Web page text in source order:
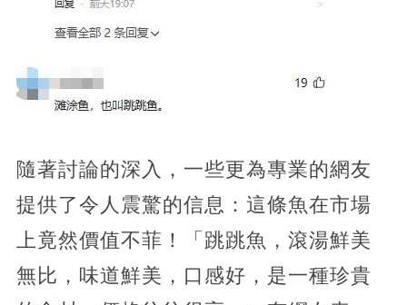
隨著討論的深入，一些更為專業的網友
提供了令人震驚的信息：這條魚在市場
上竟然價值不菲！「跳跳魚，滾湯鮮美
無比，味道鮮美，口感好，是一種珍貴